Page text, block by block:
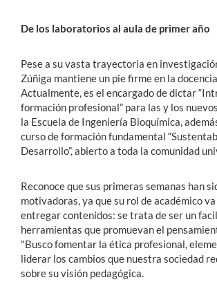
De los laboratorios al aula de primer año
Pese a su vasta trayectoria en
Zúñiga mantiene un pie firme en la
Actualmente, es el encargado de dictar
formación profesional” para las y los
la Escuela de Ingeniería Bioquímica,
curso de formación fundamental
Desarrollo”, abierto a toda la comunidad
Reconoce que sus primeras semanas han
motivadoras, ya que su rol de académico
entregar contenidos: se trata de ser un
herramientas que promuevan el
"Busco fomentar la ética profesional,
liderar los cambios que nuestra sociedad
sobre su visión pedagógica.